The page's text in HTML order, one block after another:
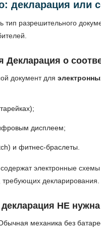
декларация или
разрешительного
Декларация о
документ для
дисплеем;
и фитнес-браслеты.
содержат электронные
требующих декларирования.
декларация НЕ
механика без